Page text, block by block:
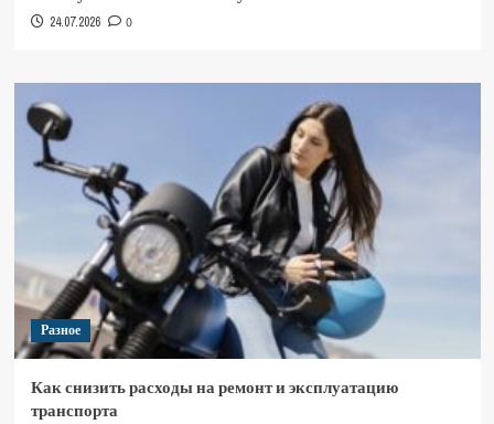
24.07.2026 0
Разное
Как снизить расходы на ремонт и эксплуатацию
транспорта